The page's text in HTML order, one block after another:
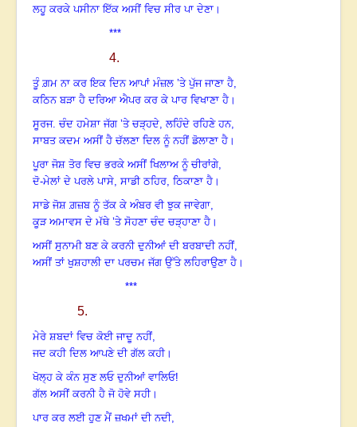
ਲਹੂ ਕਰਕੇ ਪਸੀਨਾ ਇੱਕ ਅਸੀਂ ਵਿਚ ਸੀਰ ਪਾ ਦੇਣਾ।
***
4.
ਤੂੰ ਗ਼ਮ ਨਾ ਕਰ ਇਕ ਦਿਨ ਆਪਾਂ ਮੰਜ਼ਲ ’ਤੇ ਪੁੱਜ ਜਾਣਾ ਹੈ,
ਕਠਿਨ ਬੜਾ ਹੈ ਦਰਿਆ ਐਪਰ ਕਰ ਕੇ ਪਾਰ ਵਿਖਾਣਾ ਹੈ।
ਸੂਰਜ. ਚੰਦ ਹਮੇਸ਼ਾ ਜੱਗ ’ਤੇ ਚੜ੍ਹਦੇ, ਲਹਿੰਦੇ ਰਹਿਣੇ ਹਨ,
ਸਾਬਤ ਕਦਮ ਅਸੀਂ ਹੈ ਚੱਲਣਾ ਦਿਲ ਨੂੰ ਨਹੀਂ ਡੋਲਾਣਾ ਹੈ।
ਪੂਰਾ ਜੋਸ਼ ਤੋਰ ਵਿਚ ਭਰਕੇ ਅਸੀਂ ਖਿਲਾਅ ਨੂੰ ਚੀਰਾਂਗੇ,
ਦੋ-ਮੇਲਾਂ ਦੇ ਪਰਲੇ ਪਾਸੇ, ਸਾਡੀ ਠਹਿਰ, ਠਿਕਾਣਾ ਹੈ।
ਸਾਡੇ ਜੋਸ਼ ਗ਼ਜ਼ਬ ਨੂੰ ਤੱਕ ਕੇ ਅੰਬਰ ਵੀ ਝੁਕ ਜਾਵੇਗਾ,
ਕੂੜ ਅਮਾਵਸ ਦੇ ਮੱਥੇ ’ਤੇ ਸੋਹਣਾ ਚੰਦ ਚੜ੍ਹਾਣਾ ਹੈ।
ਅਸੀਂ ਸੁਨਾਮੀ ਬਣ ਕੇ ਕਰਨੀ ਦੁਨੀਆਂ ਦੀ ਬਰਬਾਦੀ ਨਹੀਂ,
ਅਸੀਂ ਤਾਂ ਖੁਸ਼ਹਾਲੀ ਦਾ ਪਰਚਮ ਜੱਗ ਉੱਤੇ ਲਹਿਰਾਉਣਾ ਹੈ।
***
5.
ਮੇਰੇ ਸ਼ਬਦਾਂ ਵਿਚ ਕੋਈ ਜਾਦੂ ਨਹੀਂ,
ਜਦ ਕਹੀ ਦਿਲ ਆਪਣੇ ਦੀ ਗੱਲ ਕਹੀ।
ਖੋਲ੍ਹ ਕੇ ਕੰਨ ਸੁਣ ਲਓ ਦੁਨੀਆਂ ਵਾਲਿਓ!
ਗੱਲ ਅਸੀਂ ਕਰਨੀ ਹੈ ਜੋ ਹੋਵੇ ਸਹੀ।
ਪਾਰ ਕਰ ਲਈ ਹੁਣ ਮੈਂ ਜ਼ਖਮਾਂ ਦੀ ਨਦੀ,